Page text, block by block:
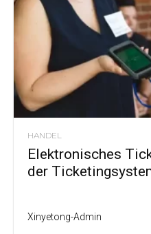
HANDEL
Elektronisches
der
Xinyetong-Admin